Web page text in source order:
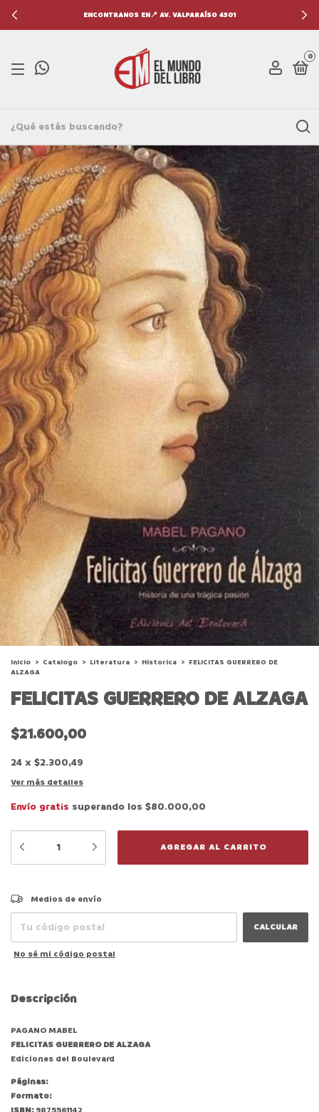
ENCONTRANOS EN📍 AV. VALPARAÍSO 4301
0
Inicio > Catalogo > Literatura > Historica > FELICITAS GUERRERO DE
ALZAGA
FELICITAS GUERRERO DE ALZAGA
$21.600,00
24 x $2.300,49
Ver más detalles
Envío gratis superando los $80.000,00
Entregas para el CP:
Medios de envío
CALCULAR
No sé mi código postal
Descripción
PAGANO MABEL
FELICITAS GUERRERO DE ALZAGA
Ediciones del Boulevard
Páginas:
Formato: